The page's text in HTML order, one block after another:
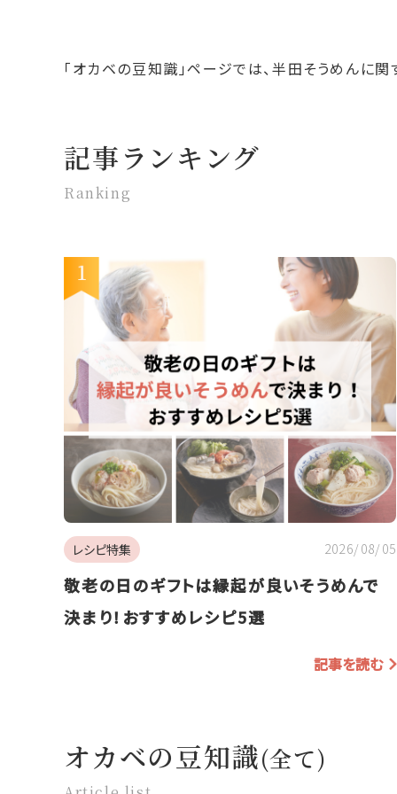
「オカベの豆知識」ページでは、半田そうめんに
記事ランキング
Ranking
レシピ特集 2026/08/05
敬老の日のギフトは縁起が良いそうめんで
決まり！おすすめレシピ5選
記事を読む
オカベの豆知識(全て)